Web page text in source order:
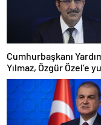
Cumhurbaşkanı
Yılmaz, Özgür Özel’e
saldırıyı kınadı